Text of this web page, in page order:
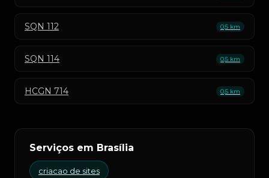
SQN 112 0,5 km
SQN 114 0,5 km
HCGN 714 0,5 km
Serviços em Brasília
criacao de sites